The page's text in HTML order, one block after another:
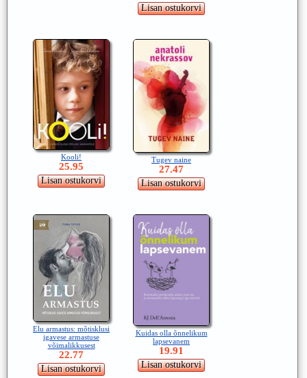
Kooli!
25.95
Tugev naine
27.47
Elu armastus: mõtisklusi
igavese armastuse
võimalikkusest
22.77
Kuidas olla õnnelikum
lapsevanem
19.91